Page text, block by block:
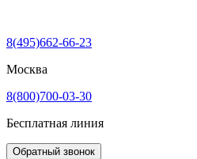
8(495)662-66-23
Москва
8(800)700-03-30
Бесплатная линия
Обратный звонок